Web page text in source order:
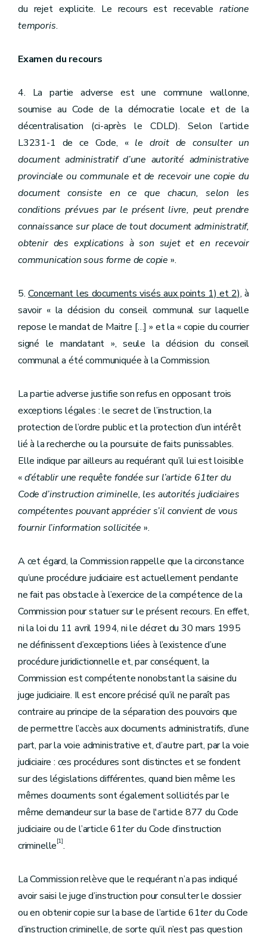
du rejet explicite. Le recours est recevableratione
temporis.
Examen du recours
4. La partie adverse est une commune wallonne,
soumise au Code de la démocratie locale et de la
décentralisation (ci-après le CDLD). Selon l’article
L3231-1 de ce Code, « le droit de consulter un
document administratif d’une autorité administrative
provinciale ou communale et de recevoir une copie du
document consiste en ce que chacun, selon les
conditions prévues par le présent livre, peut prendre
connaissance sur place de tout document administratif,
obtenir des explications à son sujet et en recevoir
communication sous forme de copie ».
5.Concernant les documents visés aux points 1) et 2), à
savoir « la décision du conseil communal sur laquelle
repose le mandat de Maitre […] » et la « copie du courrier
signé le mandatant », seule la décision du conseil
communal a été communiquée à la Commission.
La partie adverse justifie son refus en opposant trois
exceptions légales : le secret de l’instruction, la
protection de l’ordre public et la protection d’un intérêt
lié à la recherche ou la poursuite de faits punissables.
Elle indique par ailleurs au requérant qu’il lui est loisible
«d’établir une requête fondée sur l’article 61ter du
Code d’instruction criminelle, les autorités judiciaires
compétentes pouvant apprécier s’il convient de vous
fournir l’information sollicitée ».
A cet égard, la Commission rappelle que la circonstance
qu’une procédure judiciaire est actuellement pendante
ne fait pas obstacle à l’exercice de la compétence de la
Commission pour statuer sur le présent recours. En effet,
ni la loi du 11 avril 1994, ni le décret du 30 mars 1995
ne définissent d’exceptions liées à l’existence d’une
procédure juridictionnelle et, par conséquent, la
Commission est compétente nonobstant la saisine du
juge judiciaire. Il est encore précisé qu’il ne paraît pas
contraire au principe de la séparation des pouvoirs que
de permettre l’accès aux documents administratifs, d’une
part, par la voie administrative et, d’autre part, par la voie
judiciaire : ces procédures sont distinctes et se fondent
sur des législations différentes, quand bien même les
mêmes documents sont également sollicités par le
même demandeur sur la base de l'article 877 du Code
judiciaire ou de l’article 61terdu Code d’instruction
criminelle[1].
La Commission relève que le requérant n’a pas indiqué
avoir saisi le juge d’instruction pour consulter le dossier
ou en obtenir copie sur la base de l’article 61terdu Code
d’instruction criminelle, de sorte qu’il n’est pas question